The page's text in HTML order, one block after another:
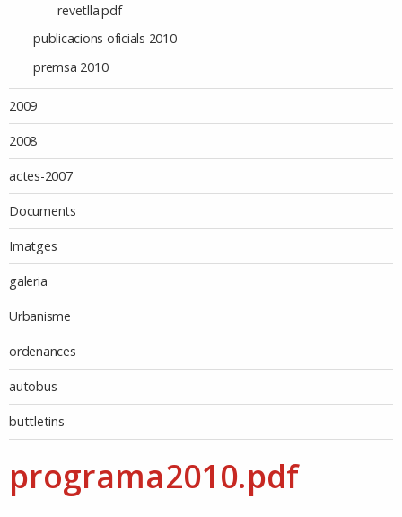
revetlla.pdf
publicacions oficials 2010
premsa 2010
2009
2008
actes-2007
Documents
Imatges
galeria
Urbanisme
ordenances
autobus
buttletins
programa2010.pdf